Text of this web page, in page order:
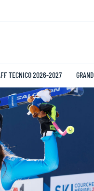
TECNICO 2026-2027